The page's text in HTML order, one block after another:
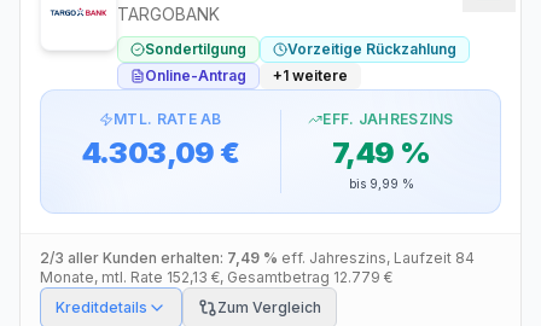
TARGOBANK
Sondertilgung
Vorzeitige Rückzahlung
Online-Antrag
+1 weitere
MTL. RATE AB
4.303,09 €
EFF. JAHRESZINS
7,49 %
bis 9,99 %
2/3 aller Kunden erhalten: 7,49 % eff. Jahreszins, Laufzeit 84
Monate, mtl. Rate 152,13 €, Gesamtbetrag 12.779 €
Kreditdetails
Zum Vergleich